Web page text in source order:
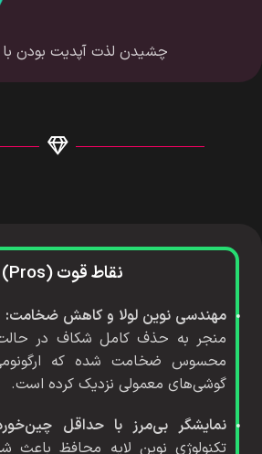
چشیدن لذت آپدیت بودن با
نقاط قوت (Pros)
مهندسی نوین لولا و کاهش ضخامت:
منجر به حذف کامل شکاف در
محسوس ضخامت شده که
گوشی‌های معمولی نزدیک کرده است.
نمایشگر بی‌مرز با حداقل
تکنولوژی نوین لایه محافظ